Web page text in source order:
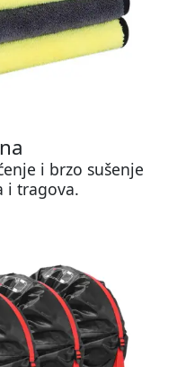
i brzo sušenje
i tragova.